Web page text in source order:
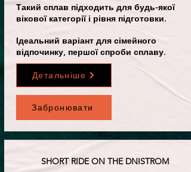
Такий сплав підходить для будь-якої
вікової категорії і рівня підготовки.
Ідеальний варіант для сімейного
відпочинку, першої спроби сплаву.
Детальніше
Забронювати
SHORT RIDE ON THE DNISTROM